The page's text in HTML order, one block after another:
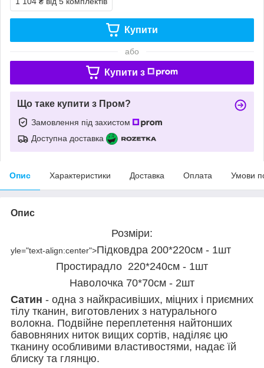
Купити
або
Купити з
Що таке купити з Пром?
Замовлення під захистом
Доступна доставка
Опис Характеристики Доставка Оплата Умови
Опис
Розміри:
yle="text-align:center">Підковдра 200*220см - 1шт
Простирадло 220*240см - 1шт
Наволочка 70*70см - 2шт
Сатин - одна з найкрасивіших, міцних і приємних
тілу тканин, виготовлених з натурального
волокна. Подвійне переплетення найтонших
бавовняних ниток вищих сортів, наділяє цю
тканину особливими властивостями, надає їй
блиску та глянцю.